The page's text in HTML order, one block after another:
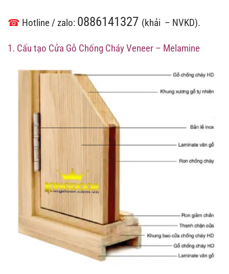
☎ Hotline / zalo: 0886141327 (khải – NVKD).
1. Cấu tạo Cửa Gỗ Chống Cháy Veneer – Melamine